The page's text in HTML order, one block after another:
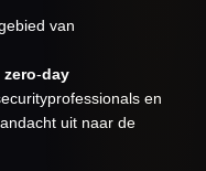
van
zero-day
en
uit naar de